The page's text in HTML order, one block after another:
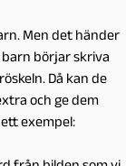
Men det händer
börjar skriva
Då kan de
och ge dem
exempel: